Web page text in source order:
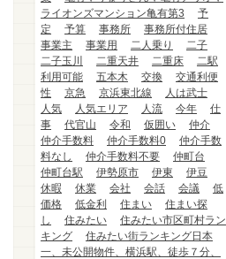
ライオンズマンション亀有第3
予
定
予算 事務所
事務所付住居
事業主
事業用 二人乗り
二子
二子玉川
二重天井 二重床
二駅
利用可能
五本木 交換
交通利便
性
京急 京浜東北線
人は武士
人気
人気エリア 人流 今年
仕
事
代官山 令和 仮囲い
仲介
仲介手数料
仲介手数料0
仲介手数
料なし
仲介手数料不要
仲町台
仲町台駅
伊勢原市 伊東
伊豆
休暇
休業 会社 会話 会議
低
価格
低金利 住まい
住まい探
し
住みたい
住みたい市区町村ラン
キング
住みたい街ランキング日本
一、未公開物件、横浜駅、徒歩７分、